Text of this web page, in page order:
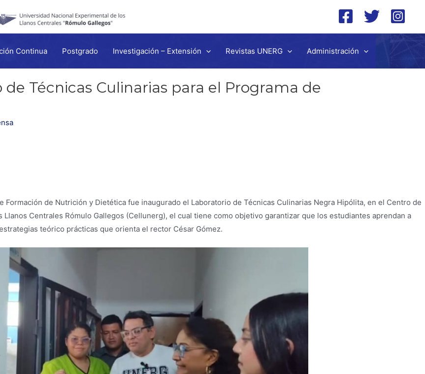
Continua Postgrado Investigación – Extensión Revistas UNERG Administración
Técnicas Culinarias para el Programa de
Formación de Nutrición y Dietética fue inaugurado el Laboratorio de Técnicas Culinarias Negra Hipólita, en el Centro de
Centrales Rómulo Gallegos (Cellunerg), el cual tiene como objetivo garantizar que los estudiantes aprendan a
teórico prácticas que orienta el rector César Gómez.